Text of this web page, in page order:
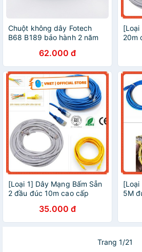
Chuột không dây Fotech
B68 B189 bảo hành 2 năm
trợ android tivi tv box
62.000 đ
[Loại
20m
[Loại 1] Dây Mạng Bấm Sẵn
2 đầu đúc 10m cao cấp
35.000 đ
[Loại
5M
Trang 1/21